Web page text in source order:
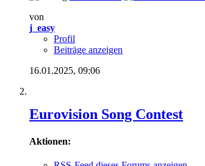
von
j_easy
Profil
Beiträge anzeigen
16.01.2025, 09:06
Eurovision Song Contest
Aktionen: